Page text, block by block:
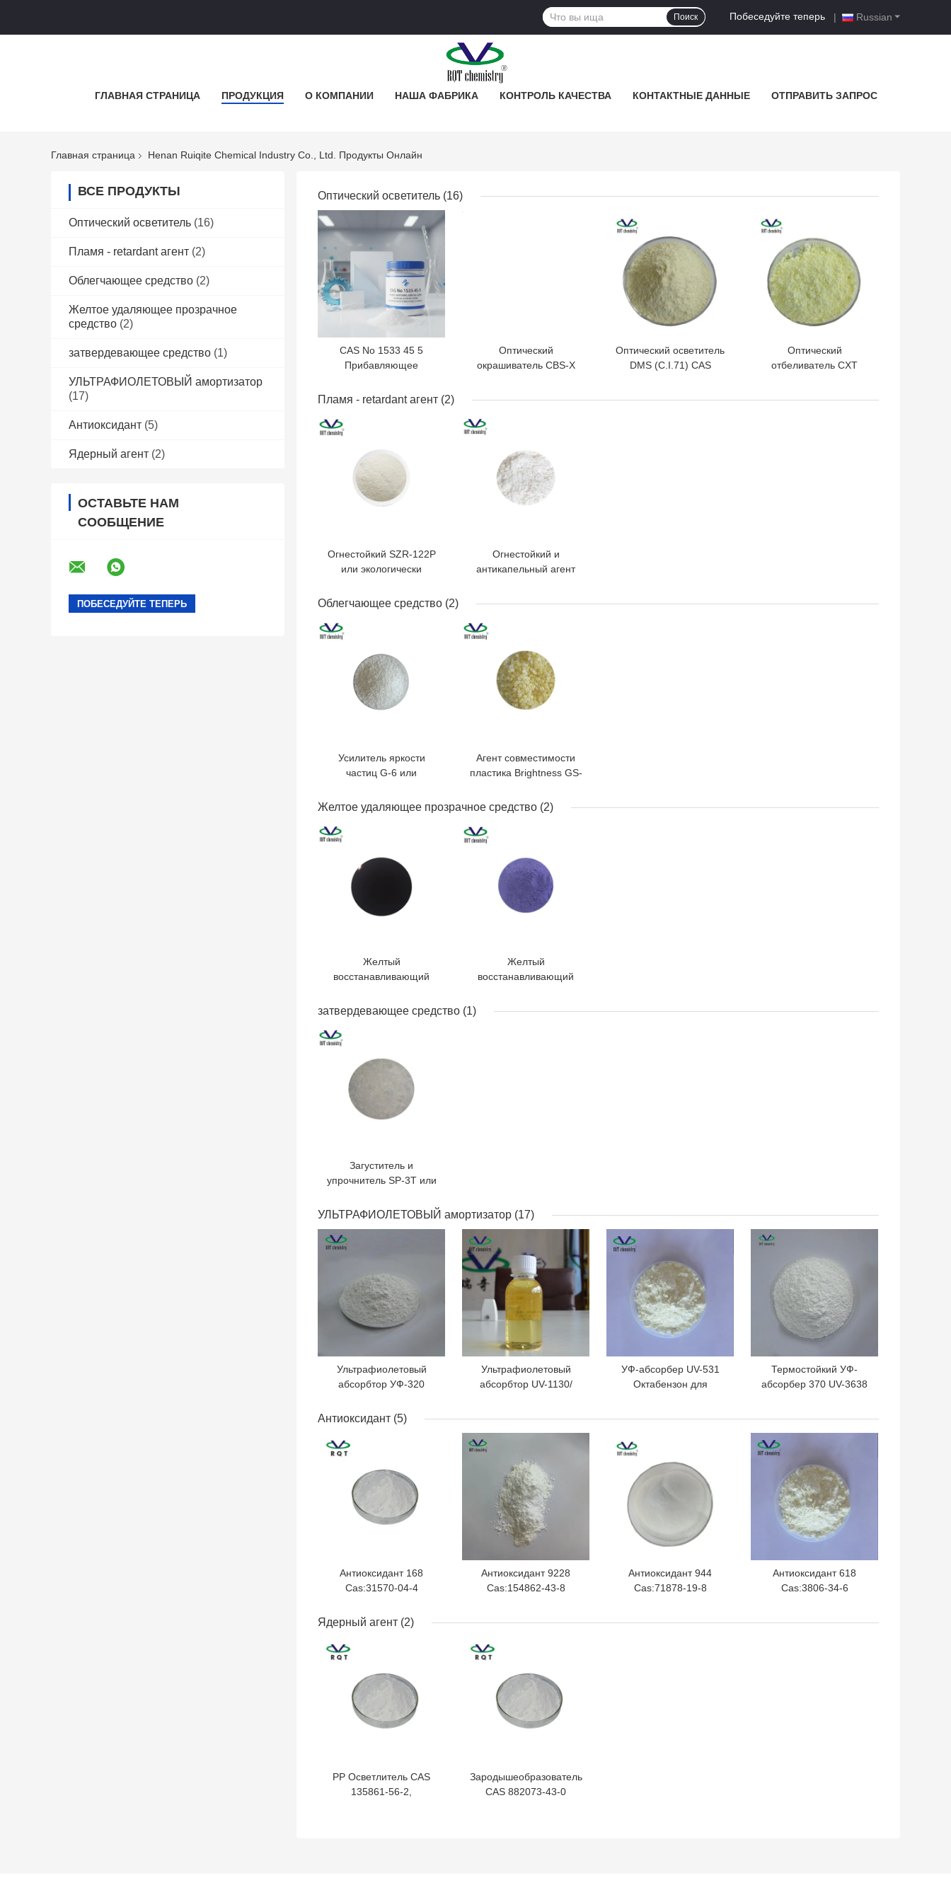
Russian
Побеседуйте теперь |
Поиск
ГЛАВНАЯ СТРАНИЦА ПРОДУКЦИЯ О КОМПАНИИ НАША ФАБРИКА КОНТРОЛЬ КАЧЕСТВА КОНТАКТНЫЕ ДАННЫЕ ОТПРАВИТЬ ЗАПРОС
Главная страница Henan Ruiqite Chemical Industry Co., Ltd. Продукты Онлайн
ВСЕ ПРОДУКТЫ
Оптический осветитель (16)
Пламя - retardant агент (2)
Облегчающее средство (2)
Желтое удаляющее прозрачное
средство (2)
затвердевающее средство (1)
УЛЬТРАФИОЛЕТОВЫЙ амортизатор
(17)
Антиоксидант (5)
Ядерный агент (2)
ОСТАВЬТЕ НАМ
СООБЩЕНИЕ
Оптический осветитель (16)
CAS No 1533 45 5
Прибавляющее
отбеливания пластмасс
вспомогательный агент,
используемый для
повышения яркости и
поверхности пластмасс
в промышленности
ЛУЧШАЯ ЦЕНА
Оптический
окрашиватель CBS-X
Оптический осветитель
DMS (C.I.71) CAS
ЛУЧШАЯ ЦЕНА
Оптический
отбеливатель CXT
ЛУЧШАЯ ЦЕНА
Пламя - retardant агент (2)
Огнестойкий SZR-122P
или экологически
содержащий галогенов
ЛУЧШАЯ ЦЕНА
Огнестойкий и
антикапельный агент
ЛУЧШАЯ ЦЕНА
Облегчающее средство (2)
Усилитель яркости
частиц G-6 или
ЛУЧШАЯ ЦЕНА
Агент совместимости
пластика Brightness GS-
ЛУЧШАЯ ЦЕНА
Желтое удаляющее прозрачное средство (2)
Желтый
восстанавливающий
или антибликовый агент
ЛУЧШАЯ ЦЕНА
Желтый
восстанавливающий
или Антибликовый агент
ЛУЧШАЯ ЦЕНА
затвердевающее средство (1)
Загуститель и
упрочнитель SP-3T или
ЛУЧШАЯ ЦЕНА
УЛЬТРАФИОЛЕТОВЫЙ амортизатор (17)
Ультрафиолетовый
абсорбтор УФ-320
ПК/ненасыщенных
ЛУЧШАЯ ЦЕНА
Ультрафиолетовый
абсорбтор UV-1130/
покрытия/акриловой
кислоты
ЛУЧШАЯ ЦЕНА
УФ-абсорбер UV-531
Октабензон для
ЛУЧШАЯ ЦЕНА
Термостойкий УФ-
абсорбер 370 UV-3638
ЛУЧШАЯ ЦЕНА
Антиоксидант (5)
Антиоксидант 168
Cas:31570-04-4
Антиоксидант
Стабилизатор
ЛУЧШАЯ ЦЕНА
Антиоксидант 9228
Cas:154862-43-8
ЛУЧШАЯ ЦЕНА
Антиоксидант 944
Cas:71878-19-8
ЛУЧШАЯ ЦЕНА
Антиоксидант 618
Cas:3806-34-6
ЛУЧШАЯ ЦЕНА
Ядерный агент (2)
PP Осветлитель CAS
135861-56-2,
ЛУЧШАЯ ЦЕНА
Зародышеобразователь
CAS 882073-43-0
ЛУЧШАЯ ЦЕНА